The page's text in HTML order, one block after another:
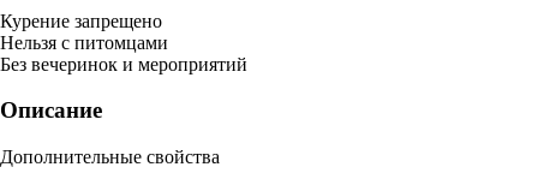
Курение запрещено
Нельзя с питомцами
Без вечеринок и мероприятий
Описание
Дополнительные свойства